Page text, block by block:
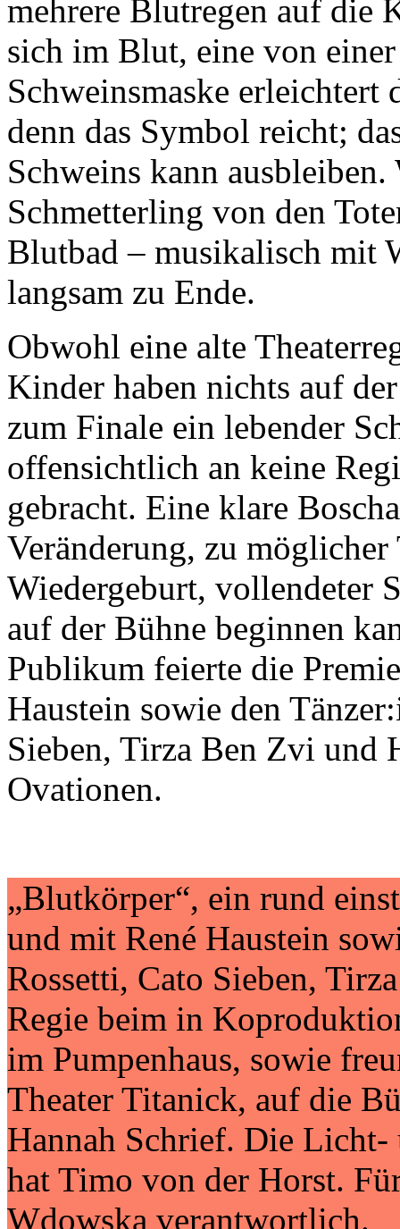
mehrere Blutregen auf die
sich im Blut, eine von
Schweinsmaske erleichtert
denn das Symbol reicht;
Schweins kann ausbleiben.
Schmetterling von den
Blutbad – musikalisch mit
langsam zu Ende.
Obwohl eine alte
Kinder haben nichts auf
zum Finale ein lebender
offensichtlich an keine
gebracht. Eine klare
Veränderung, zu
Wiedergeburt, vollendeter
auf der Bühne beginnen
Publikum feierte die
Haustein sowie den
Sieben, Tirza Ben Zvi und
Ovationen.
„Blutkörper“, ein rund
und mit René Haustein
Rossetti, Cato Sieben,
Regie beim in
im Pumpenhaus, sowie
Theater Titanick, auf die
Hannah Schrief. Die Licht-
hat Timo von der Horst.
Wdowska verantwortlich.